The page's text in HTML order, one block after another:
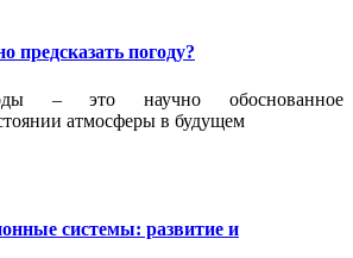
предсказать погоду?
– это научно обоснованное
атмосферы в будущем
системы: развитие и